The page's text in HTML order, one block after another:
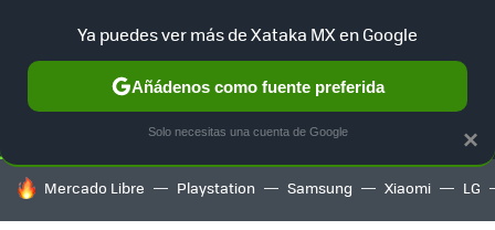
SELECCIÓN GAMING HOME AUTO TERRITORIO
HOY SE HABLA DE
Mercado Libre Playstation Samsung Xiaomi LG
×
Ya puedes ver más de Xataka MX en Google
Añádenos como fuente preferida
Solo necesitas una cuenta de Google